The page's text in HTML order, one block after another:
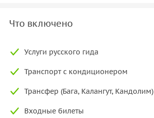
Что включено
Услуги русского гида
Транспорт с кондиционером
Трансфер (Бага, Калангут, Кандолим)
Входные билеты